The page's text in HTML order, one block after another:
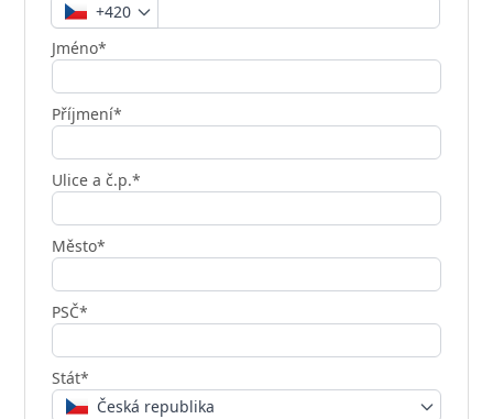
+420
Jméno*
Příjmení*
Ulice a č.p.*
Město*
PSČ*
Stát*
Česká republika